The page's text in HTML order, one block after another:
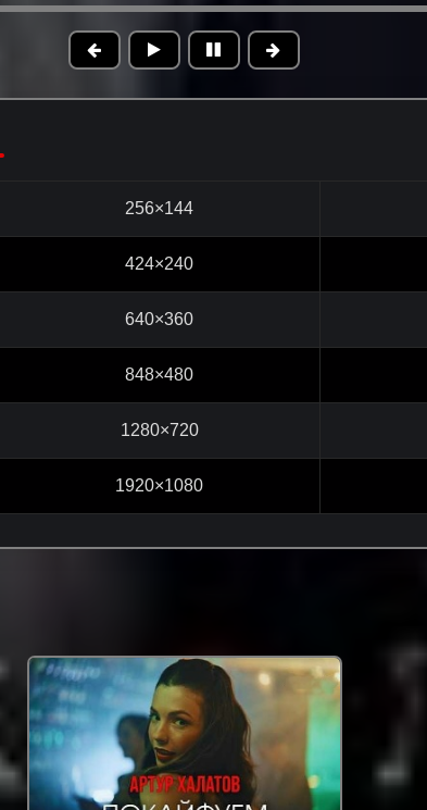
256×144
424×240
640×360
848×480
1280×720
1920×1080